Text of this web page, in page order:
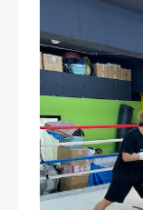
営業時間：月